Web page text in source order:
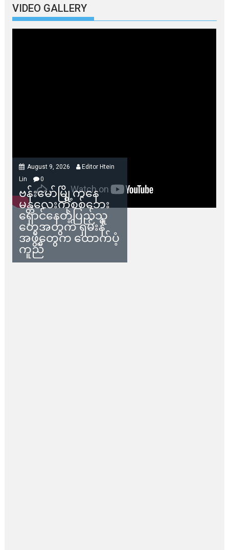
VIDEO GALLERY
August 9, 2026
Editor Htein
Lin
0
ဗန်းမော်မြို့ကနေ
မန္တလေးကိုစစ်ဘေး
ရှောင်နေတဲ့ပြည်သူ
တွေအတွက် ရှမ်းနီ
အဖွဲ့တွေက ထောက်ပံ့
ကူညီ